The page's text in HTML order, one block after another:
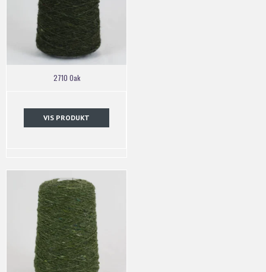
2710 Oak
VIS PRODUKT